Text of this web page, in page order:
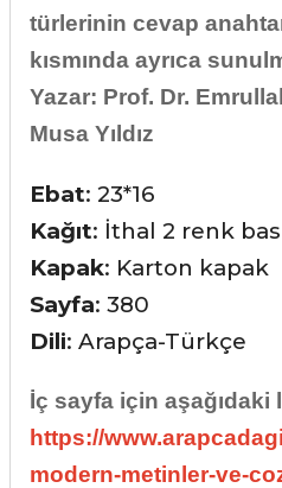
türlerinin cevap
kısmında ayrıca
Yazar: Prof. Dr.
Musa Yıldız
Ebat: 23*16
Kağıt: İthal 2 renk
Kapak: Karton kapak
Sayfa: 380
Dili: Arapça-Türkçe
İç sayfa için aşağıdaki
https://
modern-metinler-ve-